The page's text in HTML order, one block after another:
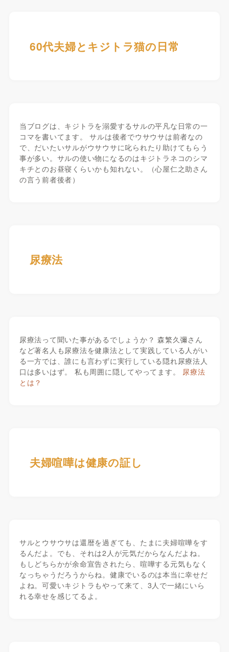
60代夫婦とキジトラ猫の日常
当ブログは、キジトラを溺愛するサルの平凡な日常の一
コマを書いてます。 サルは後者でウサウサは前者なの
で、だいたいサルがウサウサに叱られたり助けてもらう
事が多い。サルの使い物になるのはキジトラネコのシマ
キチとのお昼寝くらいかも知れない。（心屋仁之助さん
の言う前者後者）
尿療法
尿療法って聞いた事があるでしょうか？ 森繁久彌さん
など著名人も尿療法を健康法として実践している人がい
る一方では、誰にも言わずに実行している隠れ尿療法人
口は多いはず。 私も周囲に隠してやってます。 尿療法
とは？
夫婦喧嘩は健康の証し
サルとウサウサは還暦を過ぎても、たまに夫婦喧嘩をす
るんだよ。でも、それは2人が元気だからなんだよね。
もしどちらかが余命宣告されたら、喧嘩する元気もなく
なっちゃうだろうからね。健康でいるのは本当に幸せだ
よね。可愛いキジトラもやって来て、3人で一緒にいら
れる幸せを感じてるよ。